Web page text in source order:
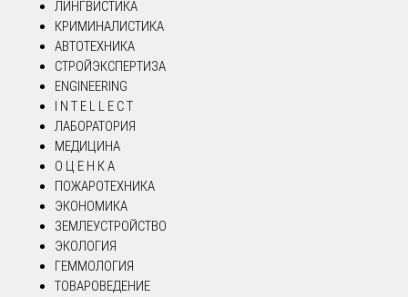
ЛИНГВИСТИКА
КРИМИНАЛИСТИКА
АВТОТЕХНИКА
СТРОЙЭКСПЕРТИЗА
ENGINEERING
I N T E L L E C T
ЛАБОРАТОРИЯ
МЕДИЦИНА
О Ц Е Н К А
ПОЖАРОТЕХНИКА
ЭКОНОМИКА
ЗЕМЛЕУСТРОЙСТВО
ЭКОЛОГИЯ
ГЕММОЛОГИЯ
ТОВАРОВЕДЕНИЕ